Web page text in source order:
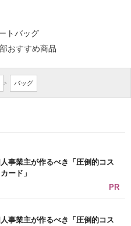
トバッグ
おすすめ商品
> バッグ
事業主が作るべき「圧倒的コス
ード」
PR
事業主が作るべき「圧倒的コス